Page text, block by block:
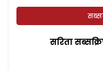
सरिता